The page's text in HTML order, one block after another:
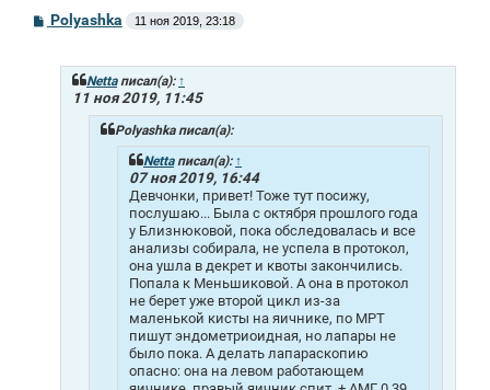
СPolyashka 11 ноя 2019, 23:18
Nettaписал(а): ↑
11 ноя 2019, 11:45
Polyashka писал(а):
Nettaписал(а): ↑
07 ноя 2019, 16:44
Девчонки, привет! Тоже тут посижу,
послушаю... Была с октября прошлого года
у Близнюковой, пока обследовалась и все
анализы собирала, не успела в протокол,
она ушла в декрет и квоты закончились.
Попала к Меньшиковой. А она в протокол
не берет уже второй цикл из-за
маленькой кисты на яичнике, по МРТ
пишут эндометриоидная, но лапары не
было пока. А делать лапараскопию
опасно: она на левом работающем